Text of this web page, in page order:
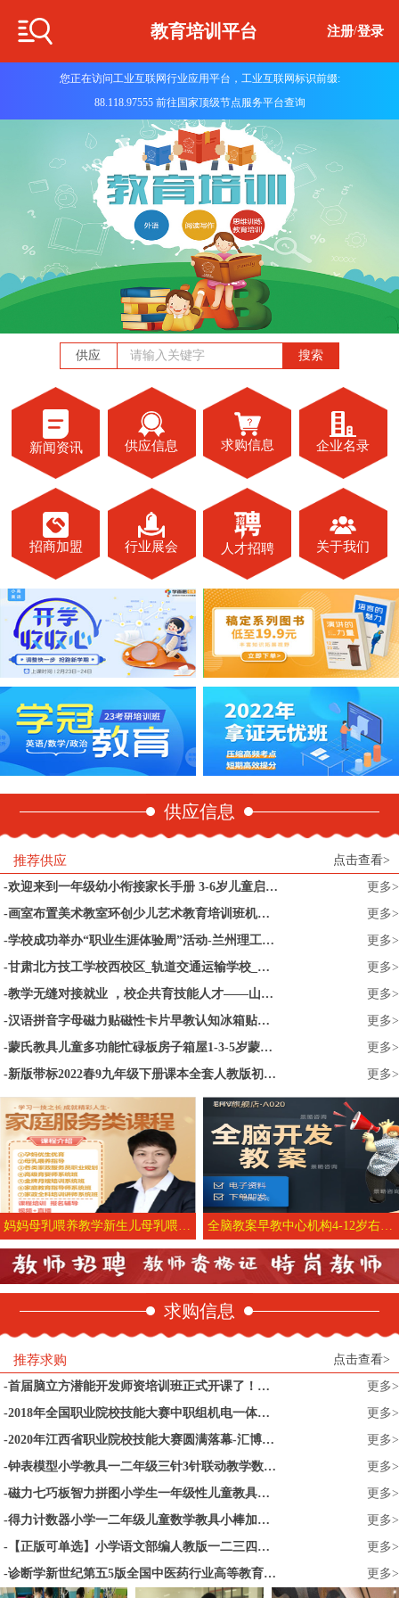
教育培训平台 注册/登录
您正在访问工业互联网行业应用平台，工业互联网标识前缀:
88.118.97555 前往国家顶级节点服务平台查询
供应 搜索
新闻资讯 供应信息 求购信息 企业名录
招商加盟 行业展会 人才招聘 关于我们
供应信息
推荐供应
点击查看>
欢迎来到一年级幼小衔接家长手册 3-6岁儿童启蒙认知早教亲子读物 幼小衔接家长全引导 小升初儿童文学 一年级小学家庭教育书籍
更多>
画室布置美术教室环创少儿艺术教育培训班机构幼儿园墙面装饰文化
更多>
学校成功举办“职业生涯体验周”活动-兰州理工大学
更多>
甘肃北方技工学校西校区_轨道交通运输学校_甘肃_技校首选_兰州职业
更多>
教学无缝对接就业 ，校企共育技能人才——山东水利技师学院智能制造系育才见成效
更多>
汉语拼音字母磁力贴磁性卡片早教认知冰箱贴幼儿园宝宝益智玩具
更多>
蒙氏教具儿童多功能忙碌板房子箱屋1-3-5岁蒙特梭利益智早教玩具
更多>
新版带标2022春9九年级下册课本全套人教版初中语文数学政治历史化学课本书共5本套装9年级下册义务教育教科书教材课本初三全套书
更多>
妈妈母乳喂养教学新生儿母乳喂养育婴师家政月嫂考试培训视频课程 全脑教案早教中心机构4-12岁右脑潜能开发记忆力培训课件资料早教中心教学教具准备教学教案教学目的教学内容
求购信息
推荐求购
点击查看>
首届脑立方潜能开发师资培训班正式开课了！纪教授七天亲授！_杰奥教育
更多>
2018年全国职业院校技能大赛中职组机电一体化设备组装与调试赛项今天开赛
更多>
2020年江西省职业院校技能大赛圆满落幕-汇博机器人
更多>
钟表模型小学教具一二年级三针3针联动教学数学教具中大号儿童模拟幼儿园学习认识时间时钟面表的教具学生用
更多>
磁力七巧板智力拼图小学生一年级性儿童教具幼儿园益智玩具二年级
更多>
得力计数器小学一二年级儿童数学教具小棒加减法神器算术启蒙算盘
更多>
【正版可单选】小学语文部编人教版一二三四五六年级上册下册语文书课本教材全套12本一下二下三下四上五上六上下册语文数学英语书
更多>
诊断学新世纪第五5版全国中医药行业高等教育十四五规划教材第十一版供中医学针灸推拿学康复治疗学等专业詹华奎中国中医药出版社
更多>